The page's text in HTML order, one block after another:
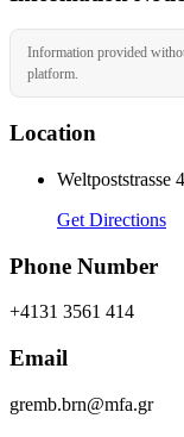
Information provided
platform.
Location
Weltpoststrasse
Get Directions
Phone Number
+4131 3561 414
Email
gremb.brn@mfa.gr